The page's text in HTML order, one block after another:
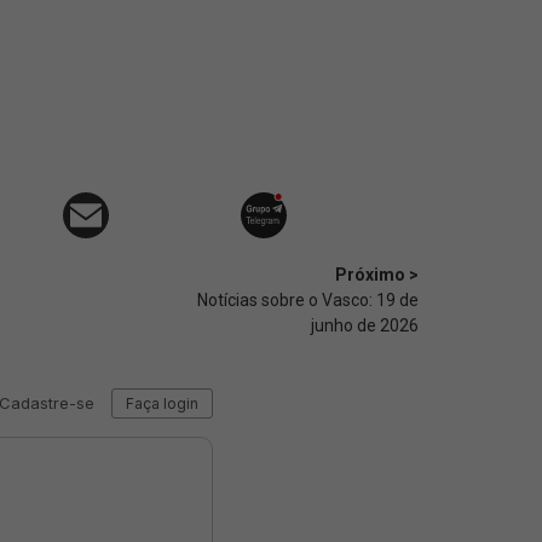
Próximo >
Notícias sobre o Vasco: 19 de
junho de 2026